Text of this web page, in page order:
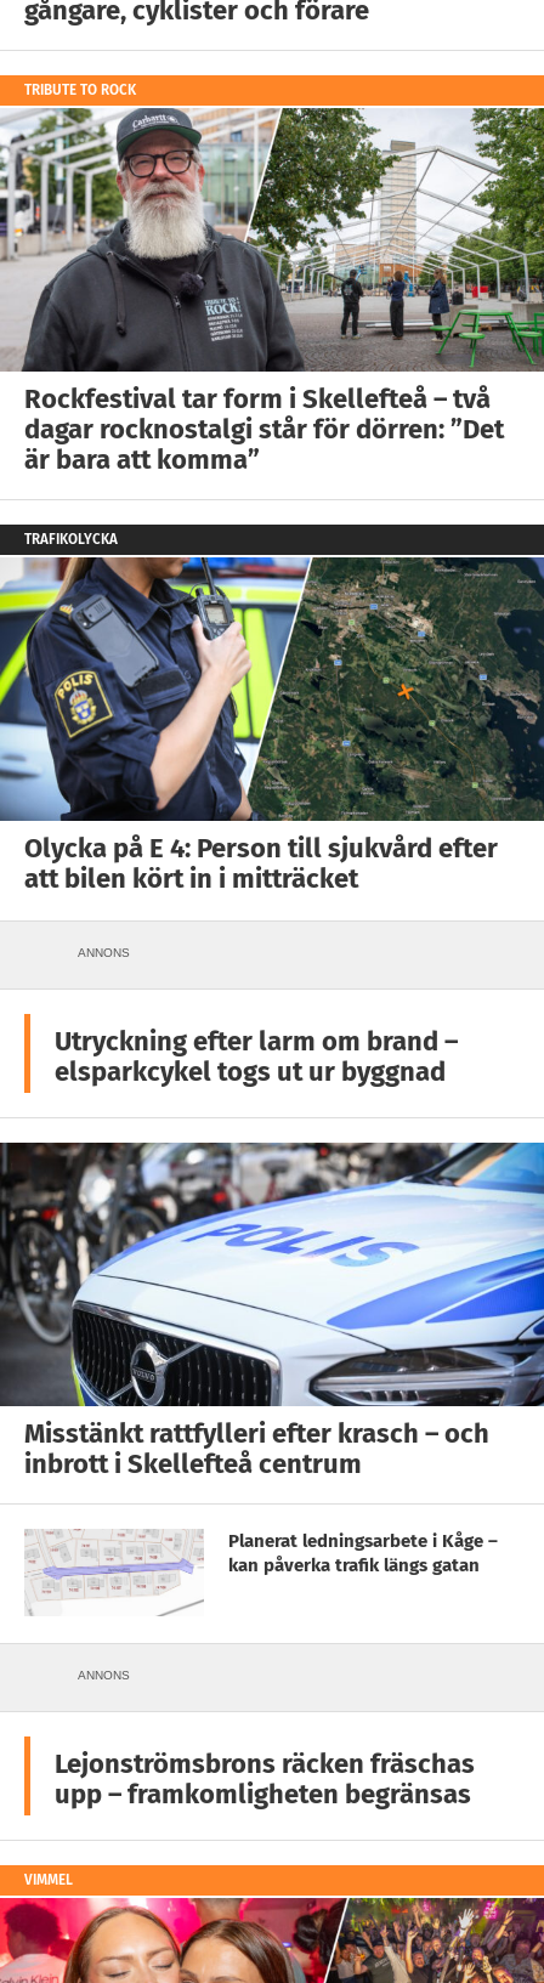
gångare, cyklister och förare
TRIBUTE TO ROCK
Rockfestival tar form i Skellefteå – två
dagar rocknostalgi står för dörren: ”Det
är bara att komma”
TRAFIKOLYCKA
Olycka på E 4: Person till sjukvård efter
att bilen kört in i mitträcket
ANNONS
Utryckning efter larm om brand –
elsparkcykel togs ut ur byggnad
Misstänkt rattfylleri efter krasch – och
inbrott i Skellefteå centrum
Planerat ledningsarbete i Kåge –
kan påverka trafik längs gatan
ANNONS
Lejonströmsbrons räcken fräschas
upp – framkomligheten begränsas
VIMMEL